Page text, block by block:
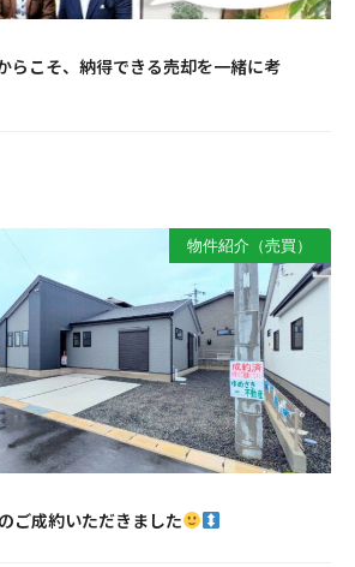
らこそ、納得できる売却を一緒に考
物件紹介（売買）
ご成約いただきました